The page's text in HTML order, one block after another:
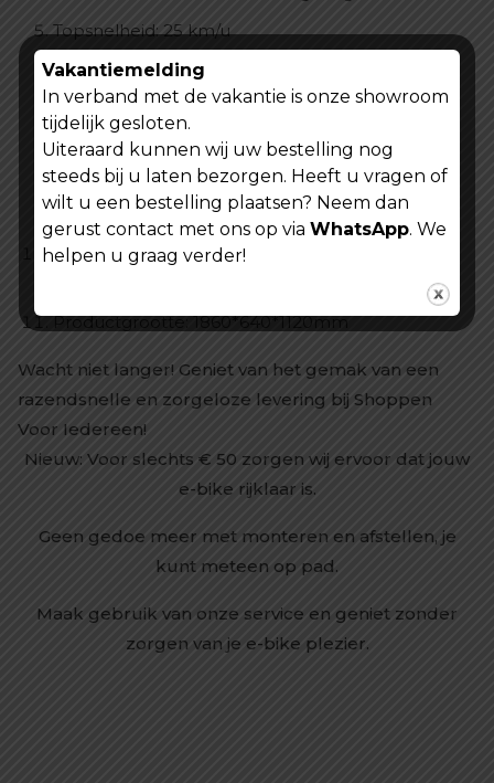
Topsnelheid: 25 km/u
Vering: voorvork- en zadelpenvering
Versnelling: Shimano 7 versnellingen
Rem: schijfrem voor en achter
Werkmodel: pure kracht, trapondersteuning en
pedaal
Kenmerken: Woon-werkverkeer in de stad met
Productgrootte: 1860*640*1120mm
Wacht niet langer! Geniet van het gemak van een
razendsnelle en zorgeloze levering bij Shoppen
Voor Iedereen!
Nieuw: Voor slechts € 50 zorgen wij ervoor dat jouw
e-bike rijklaar is.
Geen gedoe meer met monteren en afstellen, je
kunt meteen op pad.
Maak gebruik van onze service en geniet zonder
zorgen van je e-bike plezier.
Vakantiemelding
In verband met de vakantie is onze showroom
tijdelijk gesloten.
Uiteraard kunnen wij uw bestelling nog
steeds bij u laten bezorgen. Heeft u vragen of
wilt u een bestelling plaatsen? Neem dan
gerust contact met ons op via WhatsApp. We
helpen u graag verder!